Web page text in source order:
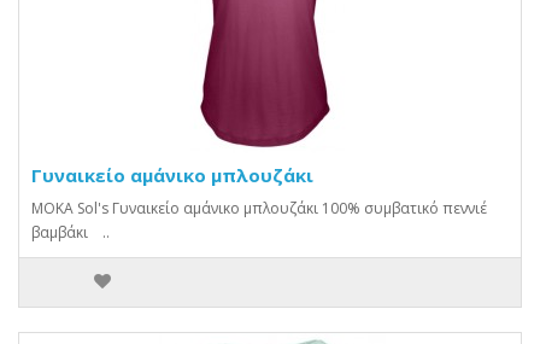
Γυναικείο αμάνικο μπλουζάκι
MOKA Sol's Γυναικείο αμάνικο μπλουζάκι 100% συμβατικό πεννιέ
βαμβάκι ..